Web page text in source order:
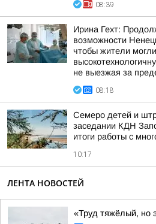
08:39
Ирина Гехт:
возможности
чтобы жители
не выезжая за
08:18
Семеро детей и
заседании КДН
итоги работы с
10:17
ЛЕНТА НОВОСТЕЙ
«Труд тяжёлый, но